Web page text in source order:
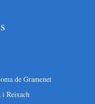
de Gramenet
i Reixach